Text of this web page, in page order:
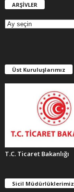
ARŞİVLER
E
R
Üst Kuruluşlarımız
T.C. Ticaret Bakanlığı
Sicil Müdürlüklerimiz